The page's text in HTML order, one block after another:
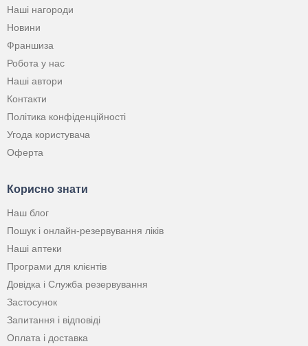
Наші нагороди
Новини
Франшиза
Робота у нас
Наші автори
Контакти
Політика конфіденційності
Угода користувача
Оферта
Корисно знати
Наш блог
Пошук і онлайн-резервування ліків
Наші аптеки
Програми для клієнтів
Довідка і Служба резервування
Застосунок
Запитання і відповіді
Оплата і доставка